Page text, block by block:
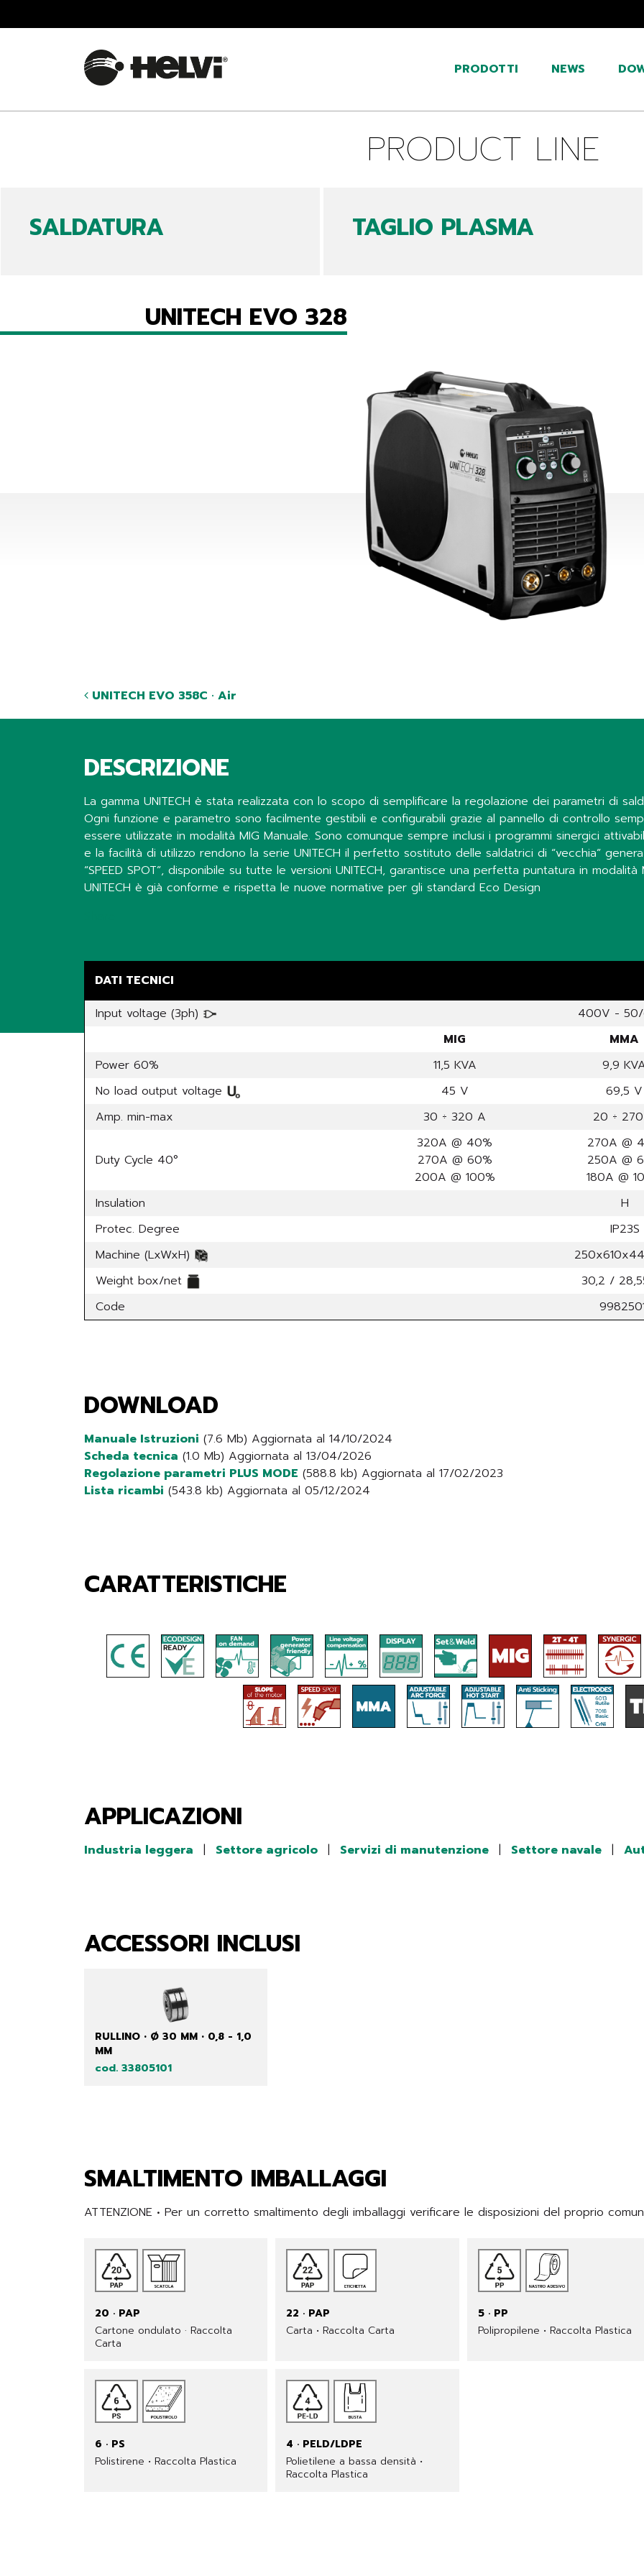
PRODOTTI NEWS
PRODUCT LINE
SALDATURA TAGLIO PLASMA
UNITECH EVO 328
UNITECH EVO 358C · Air
DESCRIZIONE
La gamma UNITECH è stata realizzata con lo scopo di semplificare la regolazione dei parametri di
Ogni funzione e parametro sono facilmente gestibili e configurabili grazie al pannello di controllo
essere utilizzate in modalità MIG Manuale. Sono comunque sempre inclusi i programmi sinergici
e la facilità di utilizzo rendono la serie UNITECH il perfetto sostituto delle saldatrici di “vecchia”
“SPEED SPOT”, disponibile su tutte le versioni UNITECH, garantisce una perfetta puntatura in
UNITECH è già conforme e rispetta le nuove normative per gli standard Eco Design
DATI TECNICI
Input voltage (3ph)
400V - 50/
MIG
MMA
Power 60%
11,5 KVA
9,9
No load output voltage
45 V
69,5 V
Amp. min-max
30 ÷ 320 A 20 ÷
Duty Cycle 40°
320A @ 40%
270A @ 60%
200A @ 100%
270A @
250A @
180A @
Insulation
H
Protec. Degree
IP23S
Machine (LxWxH)
Weight box/net
30,2 /
Code
DOWNLOAD
Manuale Istruzioni (7.6 Mb) Aggiornata al 14/10/2024
Scheda tecnica (1.0 Mb) Aggiornata al 13/04/2026
Regolazione parametri PLUS MODE (588.8 kb) Aggiornata al 17/02/2023
Lista ricambi (543.8 kb) Aggiornata al 05/12/2024
CARATTERISTICHE
APPLICAZIONI
Industria leggera | Settore agricolo | Servizi di manutenzione | Settore navale |
ACCESSORI INCLUSI
RULLINO • Ø 30 MM • 0,8 - 1,0
MM
cod. 33805101
SMALTIMENTO IMBALLAGGI
ATTENZIONE • Per un corretto smaltimento degli imballaggi verificare le disposizioni del proprio
20 · PAP
Cartone ondulato · Raccolta
Carta
22 · PAP
Carta • Raccolta Carta
5 · PP
Polipropilene • Raccolta Plastica
6 · PS
Polistirene • Raccolta Plastica
4 · PELD/LDPE
Polietilene a bassa densità •
Raccolta Plastica